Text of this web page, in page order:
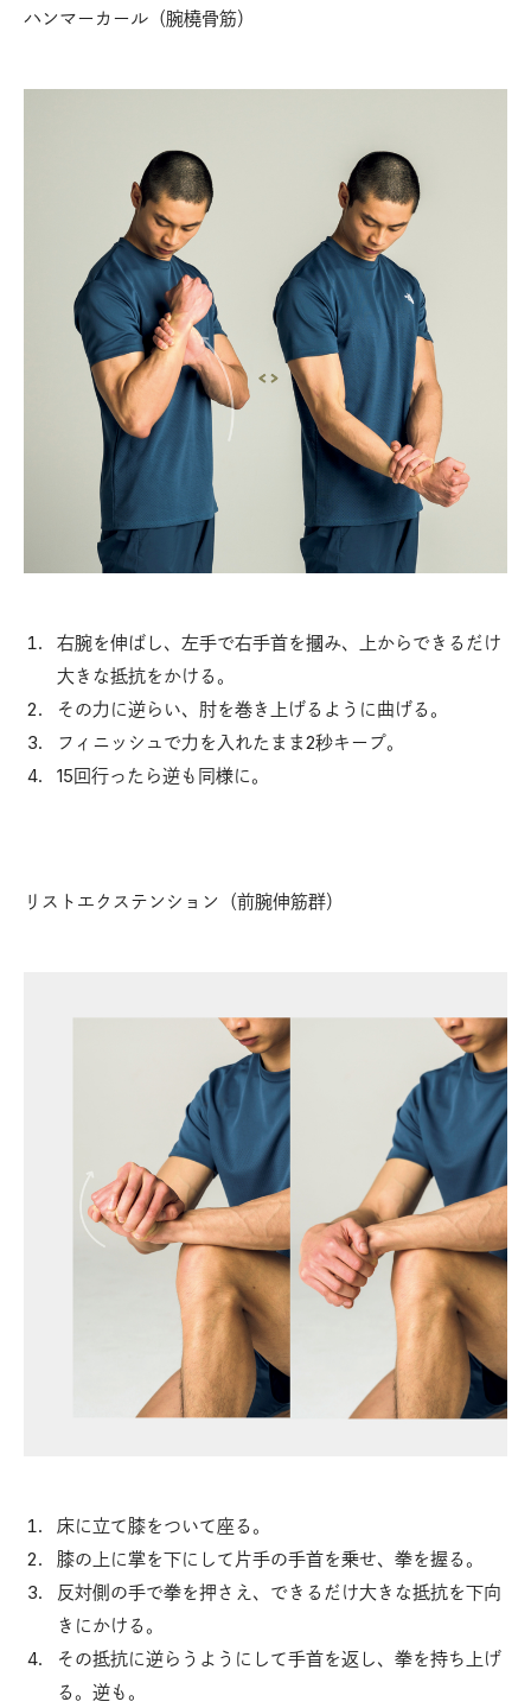
ハンマーカール（腕橈骨筋）
右腕を伸ばし、左手で右手首を摑み、上からできるだけ
大きな抵抗をかける。
その力に逆らい、肘を巻き上げるように曲げる。
フィニッシュで力を入れたまま2秒キープ。
15回行ったら逆も同様に。
リストエクステンション（前腕伸筋群）
床に立て膝をついて座る。
膝の上に掌を下にして片手の手首を乗せ、拳を握る。
反対側の手で拳を押さえ、できるだけ大きな抵抗を下向
きにかける。
その抵抗に逆らうようにして手首を返し、拳を持ち上げ
る。逆も。